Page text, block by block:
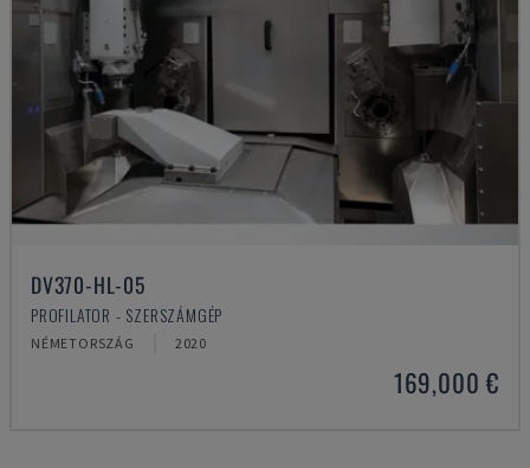
DV370-HL-05
PROFILATOR - SZERSZÁMGÉP
NÉMETORSZÁG 2020
169,000 €